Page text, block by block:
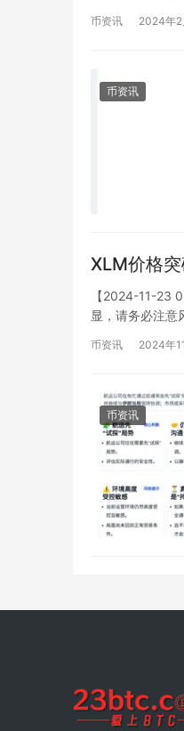
币资讯 2024年2
币资讯
XLM价格
【2024-11-23
显，请务必注意
币资讯 2024年
币资讯